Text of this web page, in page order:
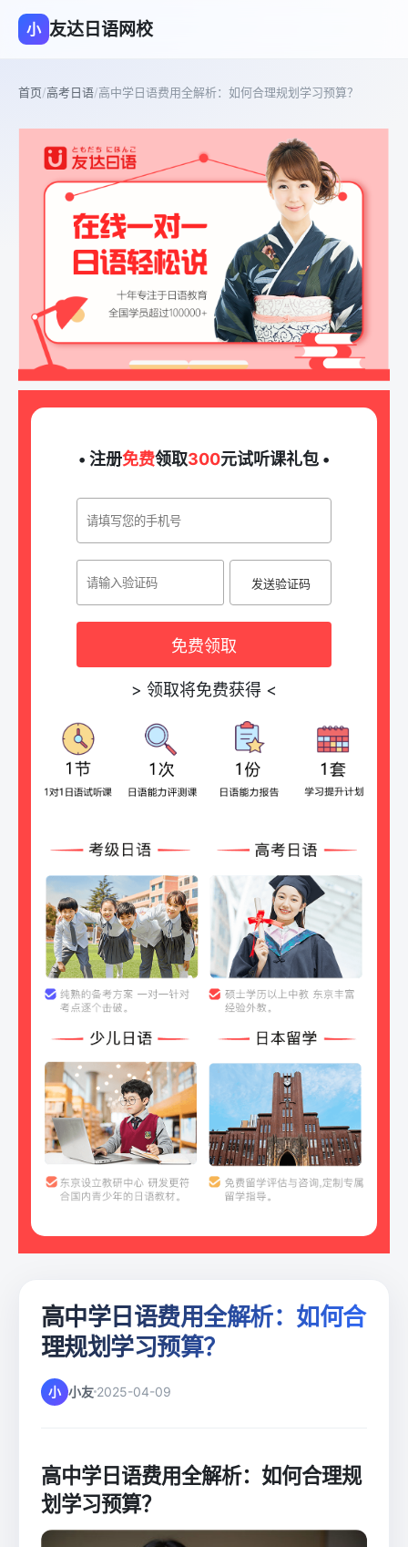
小 友达日语网校
首页/高考日语/高中学日语费用全解析：如何合理规划学习预算？
• 注册免费领取300元试听课礼包 •
发送验证码
免费领取
> 领取将免费获得 <
高中学日语费用全解析：如何合
理规划学习预算？
小 小友 2025-04-09
高中学日语费用全解析：如何合理规
划学习预算？